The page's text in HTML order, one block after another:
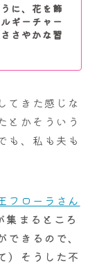
に、花を飾
ギーチャー
さやかな習
てきた感じな
とかそういう
も、私も夫も
フローラさん
集まるところ
きるので、
）そうした不